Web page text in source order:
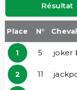
Résultat
Place N° Cheval
1 5 joker
2 11